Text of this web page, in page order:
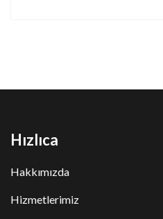
Hızlıca
Hakkımızda
Hizmetlerimiz